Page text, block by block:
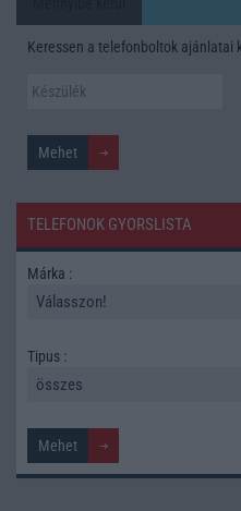
Keressen a telefonboltok ajánlatai
TELEFONOK GYORSLISTA
Márka :
Tipus :